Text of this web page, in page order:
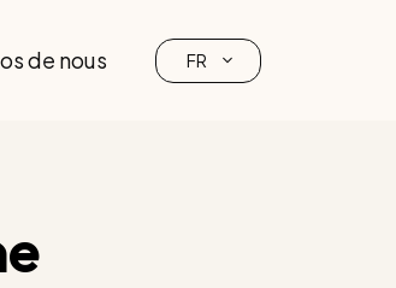
de nous FR